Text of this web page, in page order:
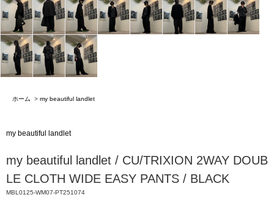
ホーム > my beautiful landlet
my beautiful landlet
my beautiful landlet / CU/TRIXION 2WAY DOUB
LE CLOTH WIDE EASY PANTS / BLACK
MBL0125-WM07-PT251074